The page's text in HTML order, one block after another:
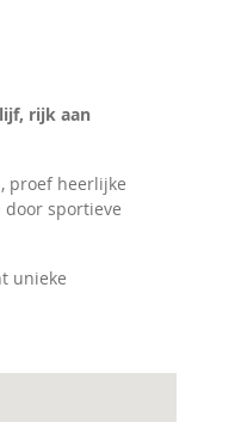
rijk aan
proef heerlijke
sportieve
unieke